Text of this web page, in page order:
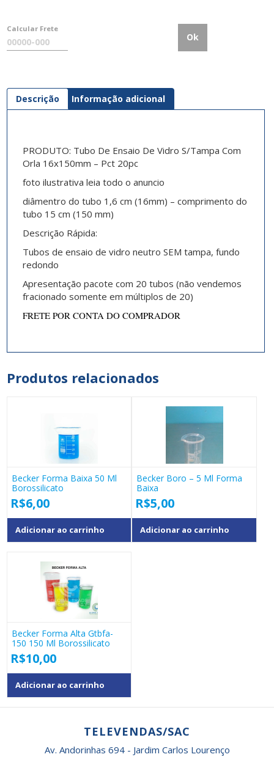
Calcular Frete
Ok
Descrição Informação adicional
PRODUTO: Tubo De Ensaio De Vidro S/Tampa Com
Orla 16x150mm – Pct 20pc
foto ilustrativa leia todo o anuncio
diâmentro do tubo 1,6 cm (16mm) – comprimento do
tubo 15 cm (150 mm)
Descrição Rápida:
Tubos de ensaio de vidro neutro SEM tampa, fundo
redondo
Apresentação pacote com 20 tubos (não vendemos
fracionado somente em múltiplos de 20)
FRETE POR CONTA DO COMPRADOR
Produtos relacionados
Becker Forma Baixa 50 Ml
Borossilicato
R$6,00
Adicionar ao carrinho
Becker Boro – 5 Ml Forma
Baixa
R$5,00
Adicionar ao carrinho
Becker Forma Alta Gtbfa-
150 150 Ml Borossilicato
R$10,00
Adicionar ao carrinho
TELEVENDAS/SAC
Av. Andorinhas 694 - Jardim Carlos Lourenço